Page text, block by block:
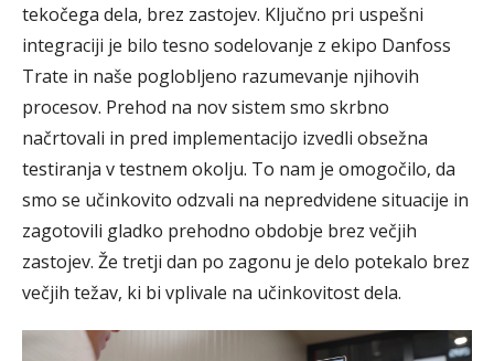
tekočega dela, brez zastojev. Ključno pri uspešni
integraciji je bilo tesno sodelovanje z ekipo Danfoss
Trate in naše poglobljeno razumevanje njihovih
procesov. Prehod na nov sistem smo skrbno
načrtovali in pred implementacijo izvedli obsežna
testiranja v testnem okolju. To nam je omogočilo, da
smo se učinkovito odzvali na nepredvidene situacije in
zagotovili gladko prehodno obdobje brez večjih
zastojev. Že tretji dan po zagonu je delo potekalo brez
večjih težav, ki bi vplivale na učinkovitost dela.